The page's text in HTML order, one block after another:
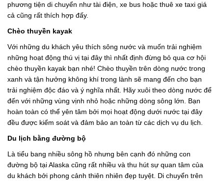
phương tiện di chuyển như tài điện, xe bus hoặc thuê xe taxi giá
cả cũng rất thích hợp đấy.
Chèo thuyền kayak
Với những du khách yêu thích sông nước và muốn trải nghiệm
những hoạt động thú vị tại đây thì nhất định đừng bỏ qua cơ hội
chèo thuyền kayak bạn nhé! Chèo thuyền trên dòng nước trong
xanh và tận hưởng không khí trong lành sẽ mang đến cho bạn
trải nghiệm độc đáo và ý nghĩa nhất. Hãy xuôi theo dòng nước để
đến với những vùng vịnh nhỏ hoặc những dòng sông lớn. Bạn
hoàn toàn có thể yên tâm bởi mọi hoạt động dưới nước tại đây
đều được kiểm soát và đảm bảo an toàn từ các dịch vụ du lịch.
Du lịch bằng đường bộ
Là tiểu bang nhiều sông hồ nhưng bên cạnh đó những con
đường bộ tại Alaska cũng rất nhiều và thu hút sự quan tâm của
du khách bởi phong cảnh thiên nhiên đẹp tuyệt. Di chuyển trên